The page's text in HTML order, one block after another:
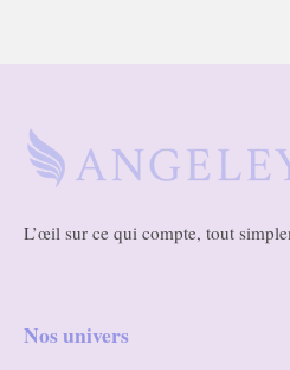
L’œil sur ce qui compte, tout
Nos univers